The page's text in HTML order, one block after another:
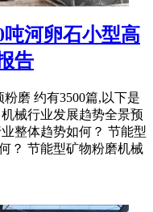
吨河卵石小型高
告
磨 约有3500篇,以下是
械行业发展趋势全景预
整体趋势如何？ 节能型
？ 节能型矿物粉磨机械